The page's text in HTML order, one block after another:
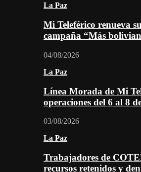
La Paz
Mi Teleférico renueva
campaña “Más
04/08/2026
La Paz
Línea Morada de Mi
operaciones del 6 al 8
03/08/2026
La Paz
Trabajadores de
recursos retenidos y